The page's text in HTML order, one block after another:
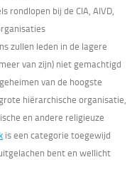
rondlopen bij de CIA, AIVD,
zullen leden in de lagere
van zijn) niet gemachtigd
van de hoogste
hiërarchische organisatie,
en andere religieuze
is een categorie toegewijd
bent en wellicht